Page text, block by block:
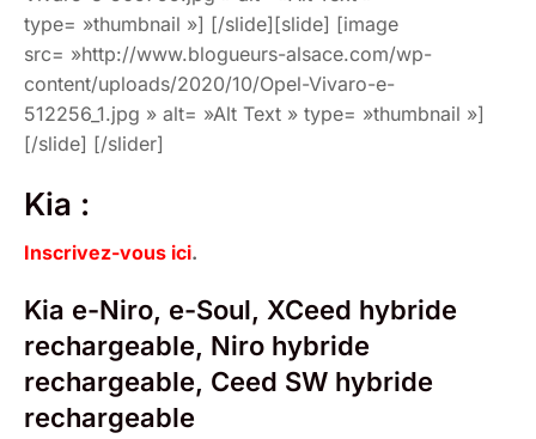
type= »thumbnail »] [/slide][slide] [image
src= »http://www.blogueurs-alsace.com/wp-
content/uploads/2020/10/Opel-Vivaro-e-
512256_1.jpg » alt= »Alt Text » type= »thumbnail »]
[/slide] [/slider]
Kia :
Inscrivez-vous ici.
Kia e-Niro, e-Soul, XCeed hybride
rechargeable, Niro hybride
rechargeable, Ceed SW hybride
rechargeable